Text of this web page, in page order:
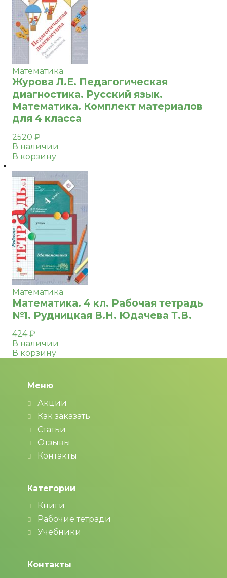
Математика
Журова Л.Е. Педагогическая
диагностика. Русский язык.
Математика. Комплект материалов
для 4 класса
2520 ₽
В наличии
В корзину
Математика
Математика. 4 кл. Рабочая тетрадь
№1. Рудницкая В.Н. Юдачева Т.В.
424₽
В наличии
В корзину
Меню
Акции
Как заказать
Статьи
Отзывы
Контакты
Категории
Книги
Рабочие тетради
Учебники
Контакты